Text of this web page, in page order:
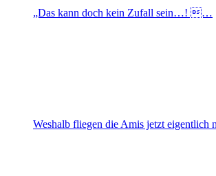
„Das kann doch kein Zufall sein…! …
Weshalb fliegen die Amis jetzt eigentlich